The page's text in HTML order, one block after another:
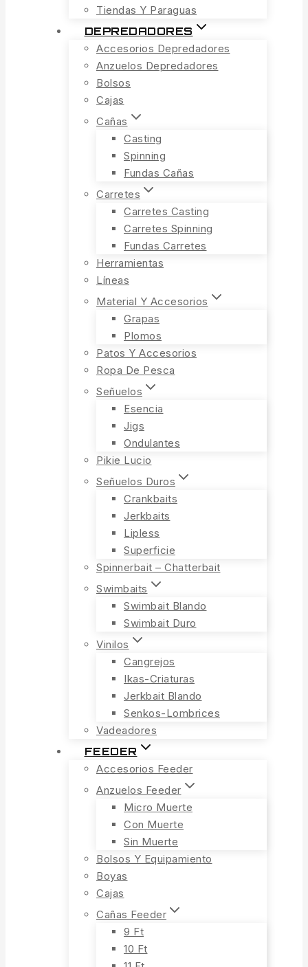
Tiendas Y Paraguas
DEPREDADORES
Accesorios Depredadores
Anzuelos Depredadores
Bolsos
Cajas
Cañas
Casting
Spinning
Fundas Cañas
Carretes
Carretes Casting
Carretes Spinning
Fundas Carretes
Herramientas
Líneas
Material Y Accesorios
Grapas
Plomos
Patos Y Accesorios
Ropa De Pesca
Señuelos
Esencia
Jigs
Ondulantes
Pikie Lucio
Señuelos Duros
Crankbaits
Jerkbaits
Lipless
Superficie
Spinnerbait – Chatterbait
Swimbaits
Swimbait Blando
Swimbait Duro
Vinilos
Cangrejos
Ikas-Criaturas
Jerkbait Blando
Senkos-Lombrices
Vadeadores
FEEDER
Accesorios Feeder
Anzuelos Feeder
Micro Muerte
Con Muerte
Sin Muerte
Bolsos Y Equipamiento
Boyas
Cajas
Cañas Feeder
9 Ft
10 Ft